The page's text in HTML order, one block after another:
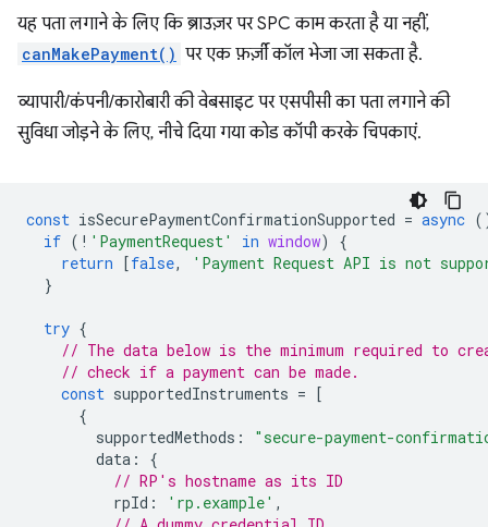
यह पता लगाने के लिए कि ब्राउज़र पर SPC काम करता है या नहीं,
canMakePayment() पर एक फ़र्ज़ी कॉल भेजा जा सकता है.
व्यापारी/कंपनी/कारोबारी की वेबसाइट पर एसपीसी का पता लगाने की
सुविधा जोड़ने के लिए, नीचे दिया गया कोड कॉपी करके चिपकाएं.
const isSecurePaymentConfirmationSupported = async
if ( ! 'PaymentRequest' in window)
{
return
[false,
'Payment Request API is not
}
try {
// The data below is the minimum required to
// check if a payment can be made.
const supportedInstruments =
[
{
supportedMethods :
"secure-payment-
data :
{
// RP's hostname as its ID
rpId : 'rp.example' ,